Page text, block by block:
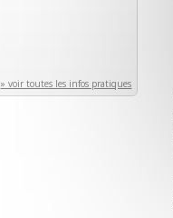
» voir toutes les infos pratiques